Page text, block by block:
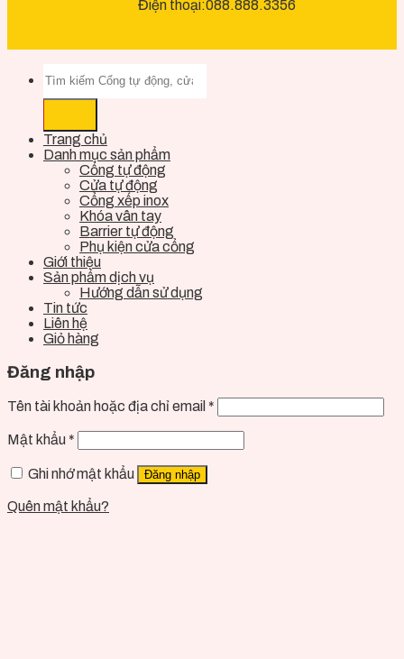
Điện thoại:088.888.3356
Trang chủ
Danh mục sản phẩm
Cổng tự động
Cửa tự động
Cổng xếp inox
Khóa vân tay
Barrier tự động
Phụ kiện cửa cổng
Giới thiệu
Sản phẩm dịch vụ
Hướng dẫn sử dụng
Tin tức
Liên hệ
Giỏ hàng
Đăng nhập
Tên tài khoản hoặc địa chỉ email *
Mật khẩu *
Ghi nhớ mật khẩu Đăng nhập
Quên mật khẩu?